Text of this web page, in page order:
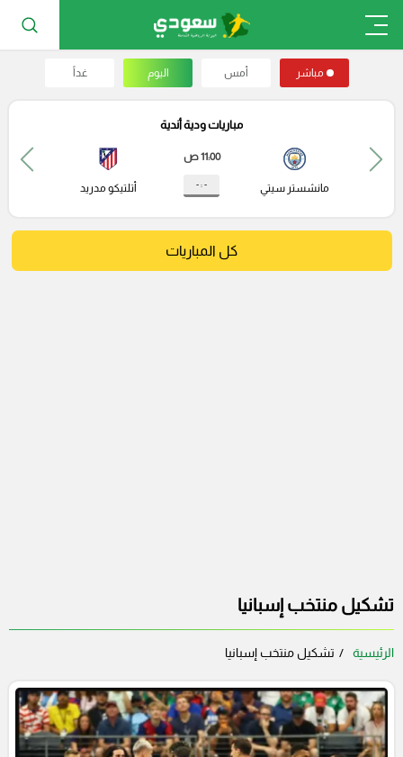
مباشر أمس اليوم غداً
مباريات ودية أندية
مانشستر سيتي
11:00 ص
- : - أتلتيكو مدريد
كل المباريات
تشكيل منتخب إسبانيا
الرئيسية تشكيل منتخب إسبانيا